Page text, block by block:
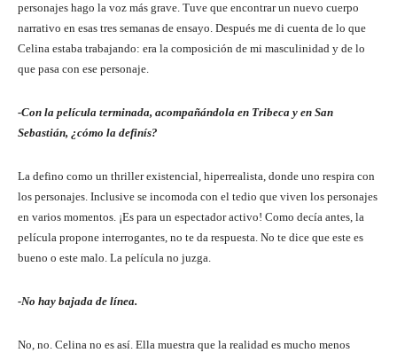
personajes hago la voz más grave. Tuve que encontrar un nuevo cuerpo
narrativo en esas tres semanas de ensayo. Después me di cuenta de lo que
Celina estaba trabajando: era la composición de mi masculinidad y de lo
que pasa con ese personaje.
-Con la película terminada, acompañándola en Tribeca y en San
Sebastián, ¿cómo la definís?
La defino como un thriller existencial, hiperrealista, donde uno respira con
los personajes. Inclusive se incomoda con el tedio que viven los personajes
en varios momentos. ¡Es para un espectador activo! Como decía antes, la
película propone interrogantes, no te da respuesta. No te dice que este es
bueno o este malo. La película no juzga.
-No hay bajada de línea.
No, no. Celina no es así. Ella muestra que la realidad es mucho menos